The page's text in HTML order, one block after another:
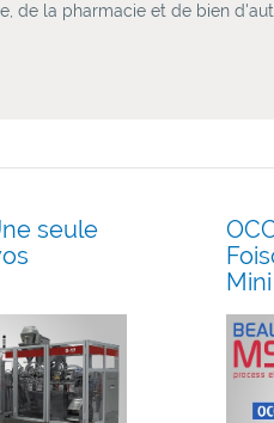
de la pharmacie et de bien
seule